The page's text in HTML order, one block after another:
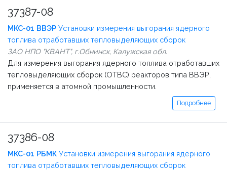
37387-08
МКС-01 ВВЭР Установки измерения выгорания ядерного
топлива отработавших тепловыделяющих сборок
ЗАО НПО "КВАНТ", г.Обнинск, Калужская обл.
Для измерения выгорания ядерного топлива отработавших
тепловыделяющих сборок (ОТВС) реакторов типа ВВЭР,
применяется в атомной промышленности.
Подробнее
37386-08
МКС-01 РБМК Установки измерения выгорания ядерного
топлива отработавших тепловыделяющих сборок